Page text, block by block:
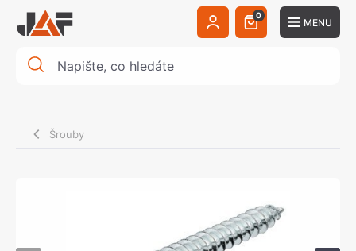
0
MENU
Šrouby